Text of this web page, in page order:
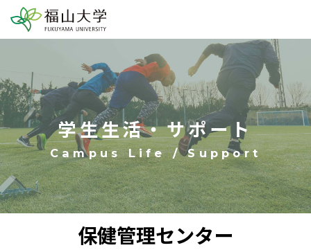
学生生活・サポート
保健管理センター